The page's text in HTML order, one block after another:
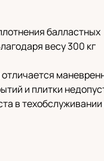
балластных
весу 300 кг
и плитки
в